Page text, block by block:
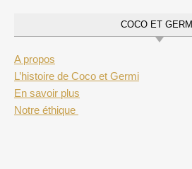
COCO ET GERMI
A propos
L’histoire de Coco et Germi
En savoir plus
Notre éthique